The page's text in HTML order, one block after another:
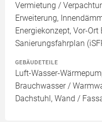
Vermietung /
Erweiterung,
Energiekonzept, Vor-
Sanierungsfahrplan
GEBÄUDETEILE
Luft-Wasser-
Brauchwasser /
Dachstuhl, Wand /